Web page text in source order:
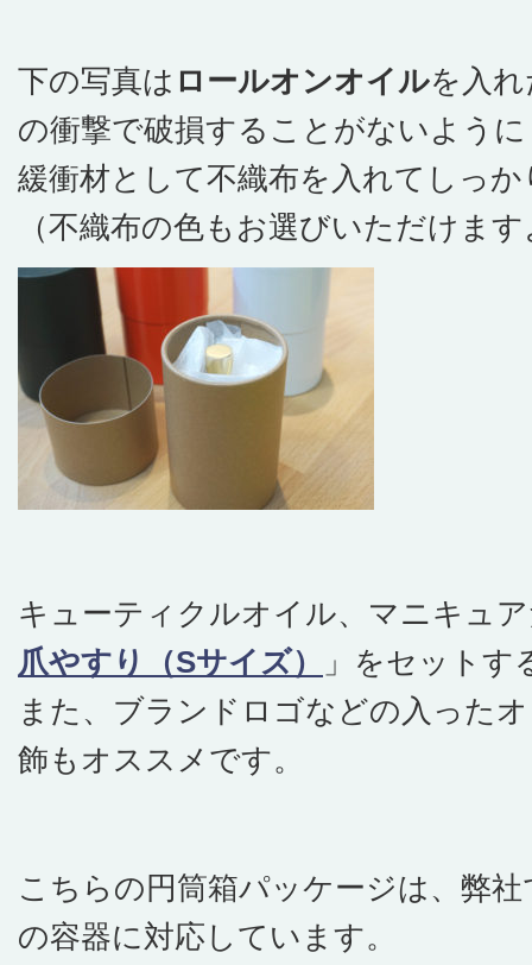
下の写真は ロールオンオイルを入
の衝撃で破損することがないように
緩衝材として不織布を入れてしっ
（不織布の色もお選びいただけま
キューティクルオイル、マニキュ
爪やすり（Sサイズ）
」をセットす
また、ブランドロゴなどの入った
飾もオススメです。
こちらの円筒箱パッケージは、弊
の容器に対応しています。